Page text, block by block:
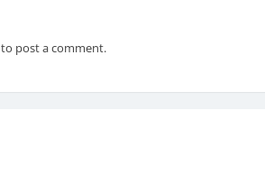
to post a comment.